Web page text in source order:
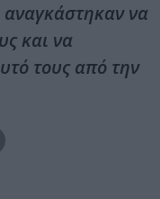
να
και να
τους από την